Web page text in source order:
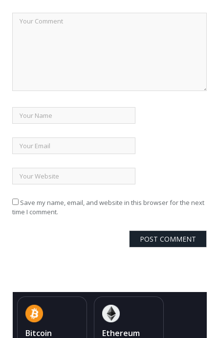
Save my name, email, and website in this browser for the next
time I comment.
Bitcoin Ethereum